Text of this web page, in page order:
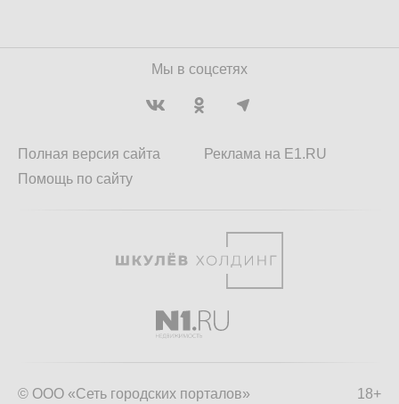
Мы в соцсетях
Полная версия сайта
Помощь по сайту
Реклама на E1.RU
18+
© ООО «Сеть городских порталов»